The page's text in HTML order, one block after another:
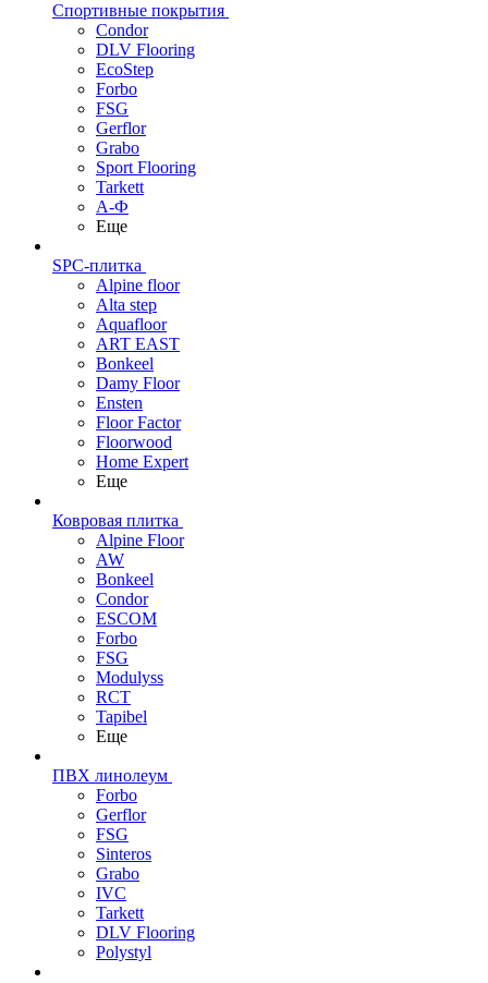
Спортивные покрытия
Condor
DLV Flooring
EcoStep
Forbo
FSG
Gerflor
Grabo
Sport Flooring
Tarkett
А-Ф
Еще
SPC-плитка
Alpine floor
Alta step
Aquafloor
ART EAST
Bonkeel
Damy Floor
Ensten
Floor Factor
Floorwood
Home Expert
Еще
Ковровая плитка
Alpine Floor
AW
Bonkeel
Condor
ESCOM
Forbo
FSG
Modulyss
RCT
Tapibel
Еще
ПВХ линолеум
Forbo
Gerflor
FSG
Sinteros
Grabo
IVC
Tarkett
DLV Flooring
Polystyl